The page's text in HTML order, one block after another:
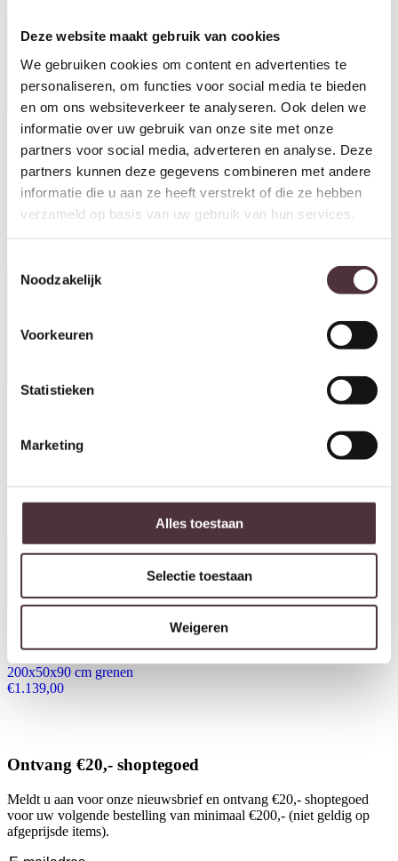
Deze website maakt gebruik van cookies
We gebruiken cookies om content en advertenties te
personaliseren, om functies voor social media te bieden
en om ons websiteverkeer te analyseren. Ook delen we
informatie over uw gebruik van onze site met onze
partners voor social media, adverteren en analyse. Deze
partners kunnen deze gegevens combineren met andere
informatie die u aan ze heeft verstrekt of die ze hebben
verzameld op basis van uw gebruik van hun services.
Noodzakelijk
Voorkeuren
Statistieken
Marketing
Alles toestaan
Selectie toestaan
Weigeren
Tower Living dressoir Bologna
160x50x90 cm teak
899,00
Tower Living dressoir Bologna
200x50x90 cm teak
€1.159,00
160x50x90 cm grenen
200x50x90 cm grenen
200x50x90 cm grenen
€1.139,00
Ontvang €20,- shoptegoed
Meldt u aan voor onze nieuwsbrief en ontvang €20,- shoptegoed
voor uw volgende bestelling van minimaal €200,- (niet geldig op
afgeprijsde items).